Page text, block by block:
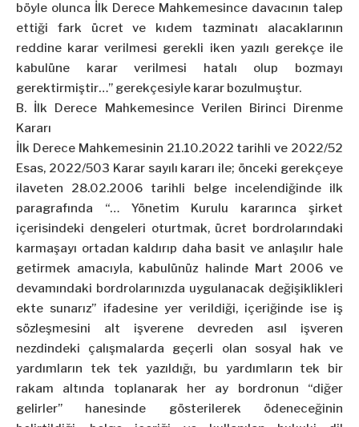
böyle olunca İlk Derece Mahkemesince davacının talep
ettiği fark ücret ve kıdem tazminatı alacaklarının
reddine karar verilmesi gerekli iken yazılı gerekçe ile
kabulüne karar verilmesi hatalı olup bozmayı
gerektirmiştir…” gerekçesiyle karar bozulmuştur.
B. İlk Derece Mahkemesince Verilen Birinci Direnme
Kararı
İlk Derece Mahkemesinin 21.10.2022 tarihli ve 2022/52
Esas, 2022/503 Karar sayılı kararı ile; önceki gerekçeye
ilaveten 28.02.2006 tarihli belge incelendiğinde ilk
paragrafında “… Yönetim Kurulu kararınca şirket
içerisindeki dengeleri oturtmak, ücret bordrolarındaki
karmaşayı ortadan kaldırıp daha basit ve anlaşılır hale
getirmek amacıyla, kabulünüz halinde Mart 2006 ve
devamındaki bordrolarınızda uygulanacak değişiklikleri
ekte sunarız” ifadesine yer verildiği, içeriğinde ise iş
sözleşmesini alt işverene devreden asıl işveren
nezdindeki çalışmalarda geçerli olan sosyal hak ve
yardımların tek tek yazıldığı, bu yardımların tek bir
rakam altında toplanarak her ay bordronun “diğer
gelirler” hanesinde gösterilerek ödeneceğinin